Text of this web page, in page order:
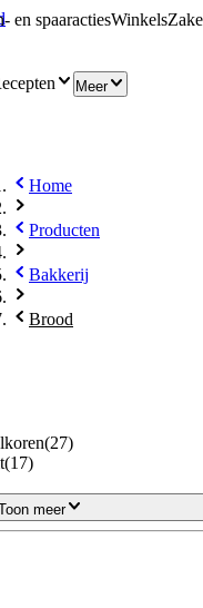
en spaaractiesWinkels
Meer
Home
Producten
Bakkerij
Brood
(27)
(17)
meer